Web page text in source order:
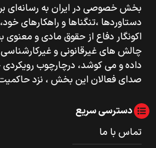
بخش خصوصی‌‌ در ایران به رسانه‌ای
دستاوردها ،تنگناها و راهکارهای
اکونگار دفاع از حقوق مادی و
چالش های غیرقانونی و غیرکارشناسی
داده و می کوشد، درچارچوب رویکردی
صدای فعالان این بخش ، نزد
دسترسی سریع
تماس با ما